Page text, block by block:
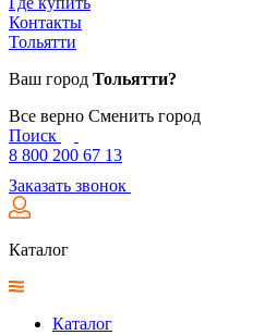
Контакты
Тольятти
Ваш город Тольятти?
Все верно Сменить город
Поиск
8 800 200 67 13
Заказать звонок
Каталог
Каталог